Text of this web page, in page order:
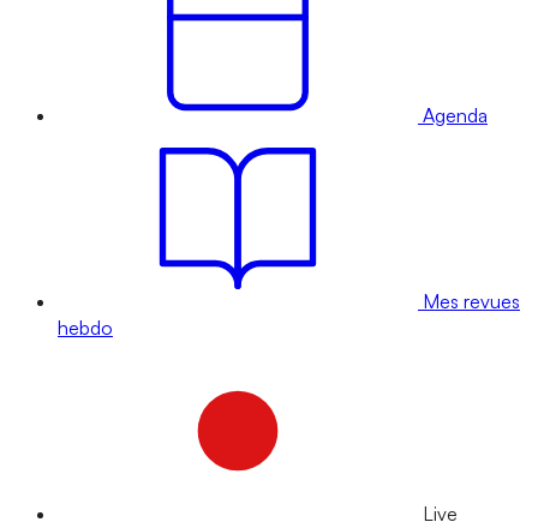
Agenda
Mes revues
hebdo
Live